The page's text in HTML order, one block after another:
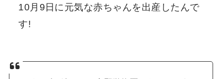
10月9日に元気な赤ちゃんを出産したんで
す!